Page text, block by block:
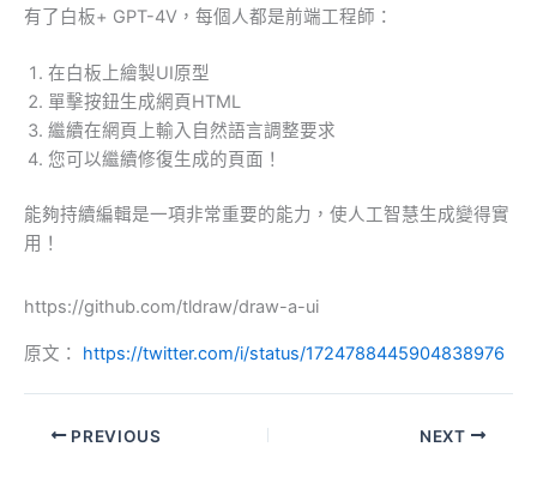
有了白板+ GPT-4V，每個人都是前端工程師：
在白板上繪製UI原型
單擊按鈕生成網頁HTML
繼續在網頁上輸入自然語言調整要求
您可以繼續修復生成的頁面！
能夠持續編輯是一項非常重要的能力，使人工智慧生成變得實
用！
https://github.com/tldraw/draw-a-ui
原文： https://twitter.com/i/status/1724788445904838976
PREVIOUS NEXT